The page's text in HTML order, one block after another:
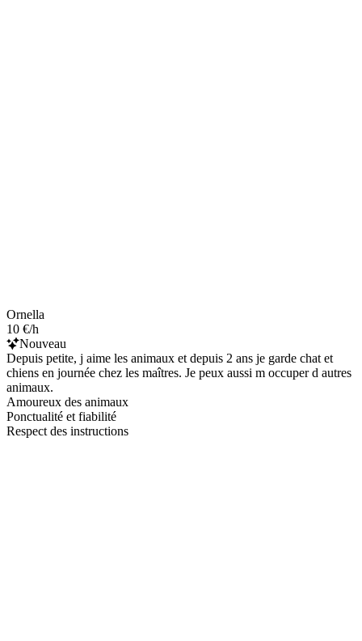
Ornella
10 €/h
Nouveau
Depuis petite, j aime les animaux et depuis 2 ans je garde chat et
chiens en journée chez les maîtres. Je peux aussi m occuper d autres
animaux.
Amoureux des animaux
Ponctualité et fiabilité
Respect des instructions